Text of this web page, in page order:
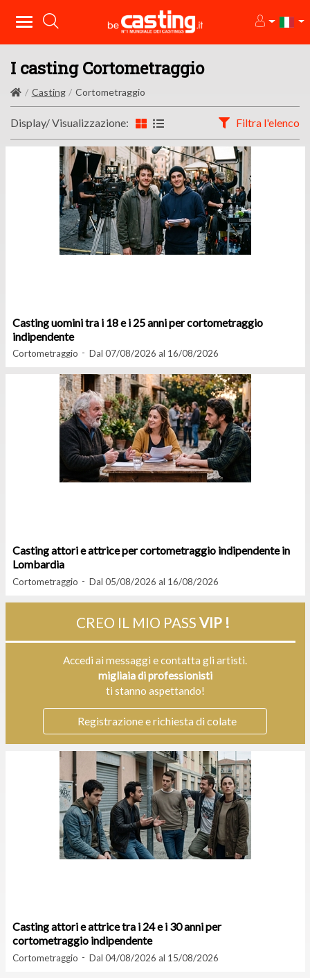
I casting Cortometraggio
Casting Cortometraggio
Display/ Visualizzazione: Filtra l'elenco
Casting uomini tra i 18 e i 25 anni per cortometraggio
indipendente
Cortometraggio Dal 07/08/2026 al 16/08/2026
Casting attori e attrice per cortometraggio indipendente in
Lombardia
Cortometraggio Dal 05/08/2026 al 16/08/2026
CREO IL MIO PASSVIP !
Accedi ai messaggi e contatta gli artisti.
migliaia di professionisti
ti stanno aspettando!
Registrazione e richiesta di colate
Casting attori e attrice tra i 24 e i 30 anni per
cortometraggio indipendente
Cortometraggio Dal 04/08/2026 al 15/08/2026